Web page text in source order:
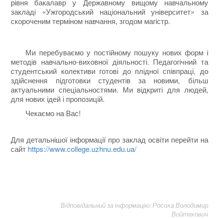
закладі «Ужгородський національний університет» за
скороченим терміном навчання, згодом магістр.
Ми перебуваємо у постійному пошуку нових форм і
методів навчально-виховної діяльності. Педагогічний та
студентський колективи готові до плідної співпраці, до
здійснення підготовки студентів за новими, більш
актуальними спеціальностями. Ми відкриті для людей,
для нових ідей і пропозицій.
Чекаємо на Вас!
Для детальнішої інформації про заклад освіти перейти на
сайт https://www.college.uzhnu.edu.ua/
Відповідальний за інформацію: Росоха Володимир
Войтехович